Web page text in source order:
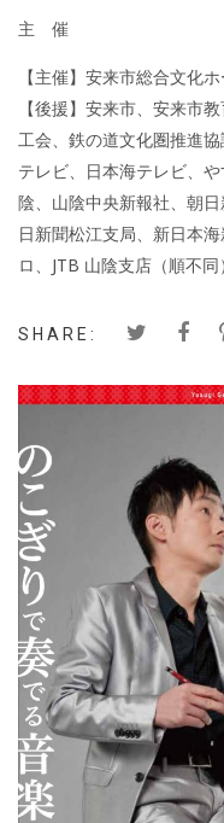
主 催
【主催】安来市総合文化
【後援】安来市、安来市
工会、鉄の道文化圏推進
テレビ、日本海テレビ、
陰、山陰中央新報社、朝
日新聞松江支局、新日本
ロ、JTB 山陰支店（順不同）
SHARE: